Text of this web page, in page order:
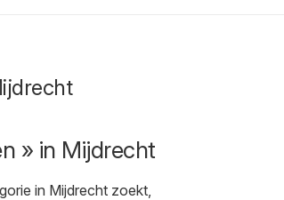
» in Mijdrecht
in Mijdrecht zoekt,